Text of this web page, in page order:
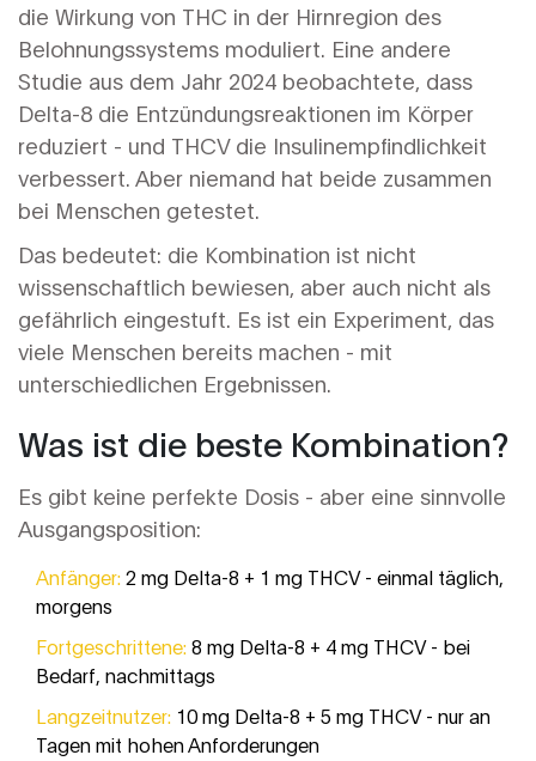
die Wirkung von THC in der Hirnregion des
Belohnungssystems moduliert. Eine andere
Studie aus dem Jahr 2024 beobachtete, dass
Delta-8 die Entzündungsreaktionen im Körper
reduziert - und THCV die Insulinempfindlichkeit
verbessert. Aber niemand hat beide zusammen
bei Menschen getestet.
Das bedeutet: die Kombination ist nicht
wissenschaftlich bewiesen, aber auch nicht als
gefährlich eingestuft. Es ist ein Experiment, das
viele Menschen bereits machen - mit
unterschiedlichen Ergebnissen.
Was ist die beste Kombination?
Es gibt keine perfekte Dosis - aber eine sinnvolle
Ausgangsposition:
Anfänger:2 mg Delta-8 + 1 mg THCV - einmal täglich,
morgens
Fortgeschrittene:8 mg Delta-8 + 4 mg THCV - bei
Bedarf, nachmittags
Langzeitnutzer: 10 mg Delta-8 + 5 mg THCV - nur an
Tagen mit hohen Anforderungen